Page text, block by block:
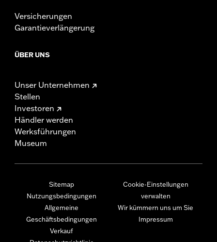
Versicherungen
Garantieverlängerung
ÜBER UNS
Unser Unternehmen
Stellen
Investoren
Händler werden
Werksführungen
Museum
Sitemap
Nutzungsbedingungen
Allgemeine
Geschäftsbedingungen
Verkauf
Cookie-Einstellungen
verwalten
Wir kümmern uns um Sie
Impressum